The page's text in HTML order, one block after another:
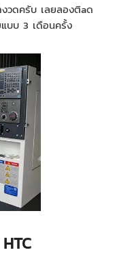
วดครับ เลยลองติaด
แบบ 3 เดือนครั้ง